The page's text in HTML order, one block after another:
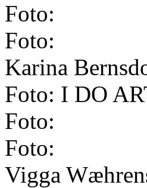
Foto:
Foto:
Karina
Foto: I DO
Foto:
Foto:
Vigga